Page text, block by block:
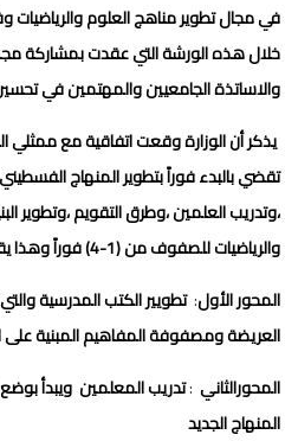
في مجال تطوير مناهج العلوم والرياضيات
خلال هذه الورشة التي عقدت بمشاركة
والاساتذة الجامعيين والمهتمين في
يذكر أن الوزارة وقعت اتفاقية مع ممثلي
تقضي بالبدء فوراً بتطوير المنهاج
،وتدريب العلمين ،وطرق التقويم ،وتطوير
والرياضيات للصفوف من(1-4) فوراً وهذا
المحور الأول:تطويير الكتب المدرسية
العريضة ومصفوفة المفاهيم المبنية على
المحورالثاني :تدريب المعلمين ويبدأ
المنهاج الجديد